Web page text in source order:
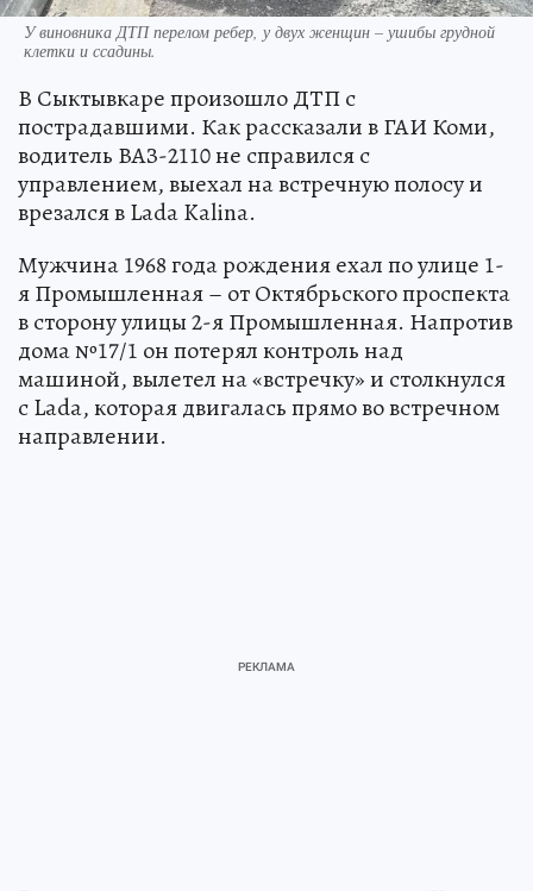
У виновника ДТП перелом ребер, у двух женщин – ушибы грудной
клетки и ссадины.
В Сыктывкаре произошло ДТП с
пострадавшими. Как рассказали в ГАИ Коми,
водитель ВАЗ-2110 не справился с
управлением, выехал на встречную полосу и
врезался в Lada Kalina.
Мужчина 1968 года рождения ехал по улице 1-
я Промышленная – от Октябрьского проспекта
в сторону улицы 2-я Промышленная. Напротив
дома №17/1 он потерял контроль над
машиной, вылетел на «встречку» и столкнулся
с Lada, которая двигалась прямо во встречном
направлении.